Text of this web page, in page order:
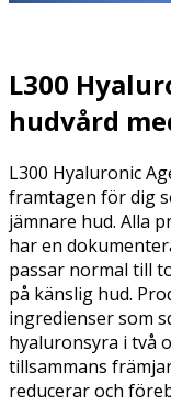
L300
hudvård
L300 Hyaluronic
framtagen för dig
jämnare hud. Alla
har en
passar normal till
på känslig hud.
ingredienser som
hyaluronsyra i två
tillsammans
reducerar och